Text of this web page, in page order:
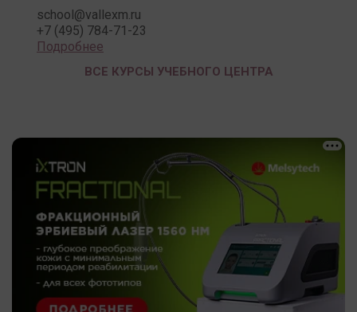
school@vallexm.ru
+7 (495) 784-71-23
Подробнее
ВСЕ КУРСЫ УЧЕБНОГО ЦЕНТРА